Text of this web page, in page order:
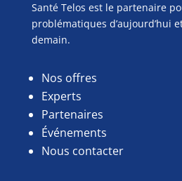
Santé Telos est le partenaire
problématiques d’aujourd’hui
demain.
Nos offres
Experts
Partenaires
Événements
Nous contacter